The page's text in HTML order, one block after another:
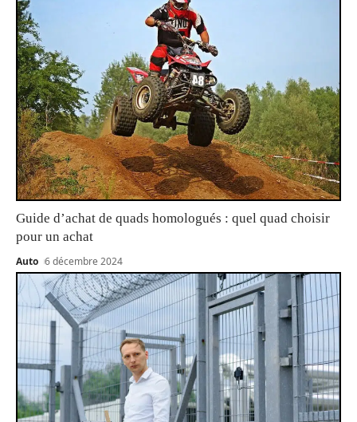
Guide d’achat de quads homologués : quel quad choisir
pour un achat
Auto 6 décembre 2024